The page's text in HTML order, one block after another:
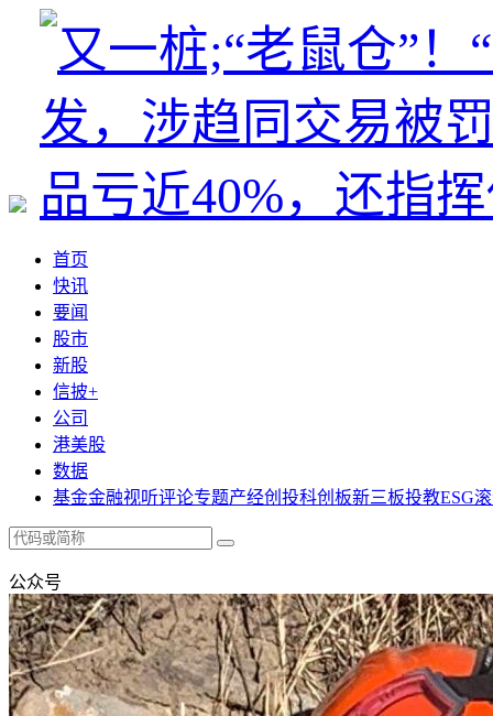
首页
快讯
要闻
股市
新股
信披+
公司
港美股
数据
基金金融视听评论专题产经创投科创板新三板投教ESG
公众号